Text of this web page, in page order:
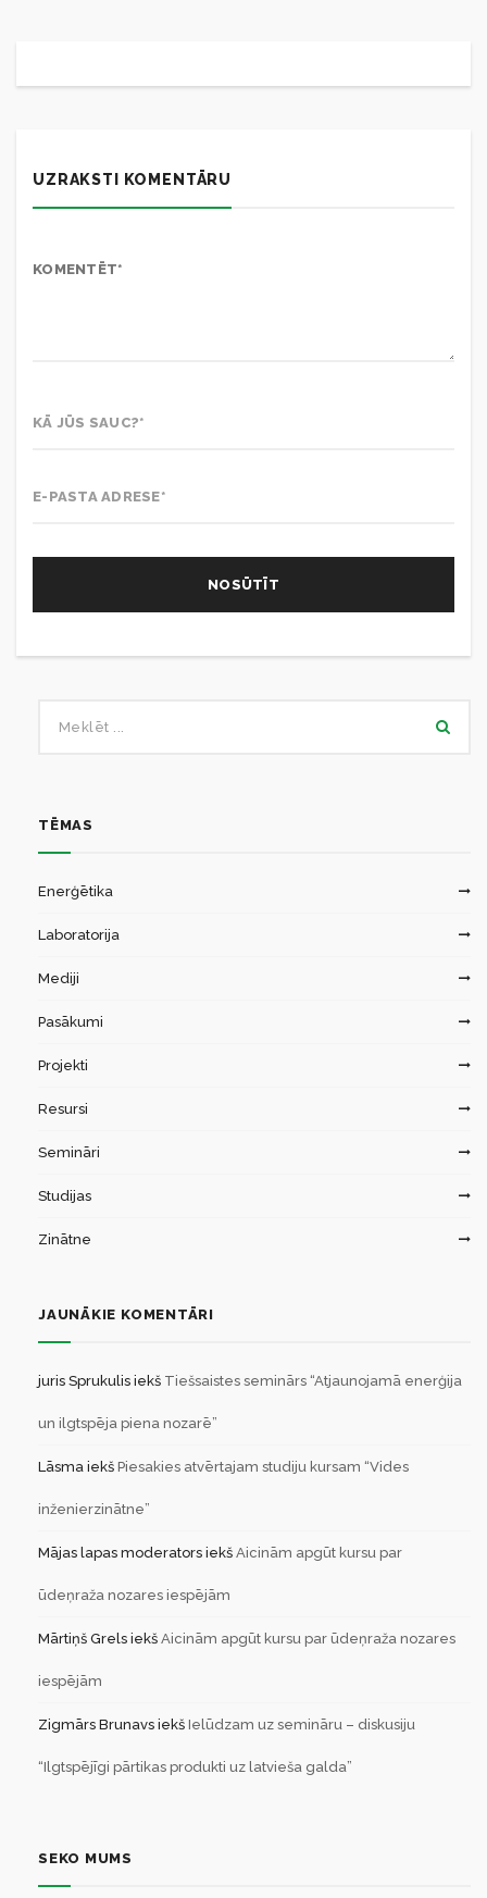
UZRAKSTI KOMENTĀRU
TĒMAS
Enerģētika
Laboratorija
Mediji
Pasākumi
Projekti
Resursi
Semināri
Studijas
Zinātne
JAUNĀKIE KOMENTĀRI
juris Sprukulis iekš Tiešsaistes seminārs “Atjaunojamā enerģija
un ilgtspēja piena nozarē”
Lāsma iekš Piesakies atvērtajam studiju kursam “Vides
inženierzinātne”
Mājas lapas moderators iekš Aicinām apgūt kursu par
ūdeņraža nozares iespējām
Mārtiņš Grels iekš Aicinām apgūt kursu par ūdeņraža nozares
iespējām
Zigmārs Brunavs iekš Ielūdzam uz semināru – diskusiju
“Ilgtspējīgi pārtikas produkti uz latvieša galda”
SEKO MUMS